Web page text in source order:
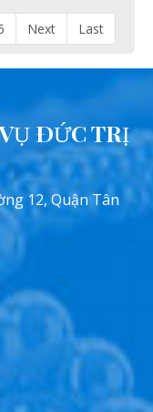
Next Last
ĐỨC TRỊ
12, Quận Tân